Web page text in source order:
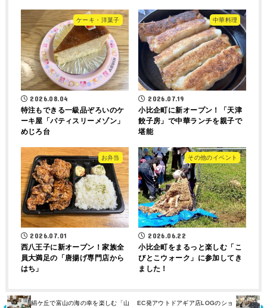
ケーキ・洋菓子
2026.08.04
特注もできる一級品ぞろいのケ
ーキ屋「パティスリーメゾン」
めじろ台
中華料理
2026.07.19
小比企町に新オープン！「天津
餃子房」で中華ランチを親子で
堪能
お弁当
2026.07.01
西八王子に新オープン！家族全
員大満足の「唐揚げ専門店から
はち」
その他のイベント
2026.06.22
小比企町をまるっと楽しむ「こ
びとこウォーク」に参加してき
ました！
絹ケ丘で富山の海の幸を楽しむ「山
EC発アウトドアギア店LOGのショ